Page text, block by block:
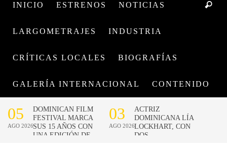
INICIO ESTRENOS NOTICIAS
LARGOMETRAJES INDUSTRIA
CRÍTICAS LOCALES BIOGRAFÍAS
GALERÍA INTERNACIONAL CONTENIDO